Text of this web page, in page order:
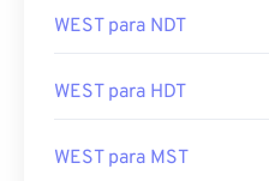
WEST para NDT
WEST para HDT
WEST para MST